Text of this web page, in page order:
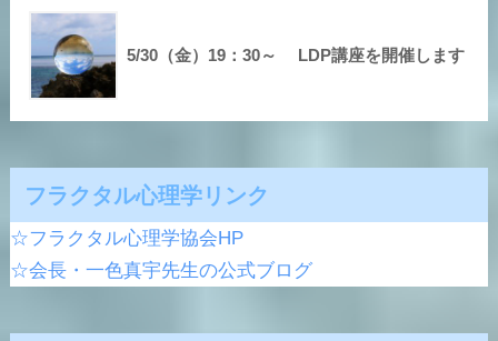
5/30（金）19：30～ LDP講座を開催します
フラクタル心理学リンク
☆フラクタル心理学協会HP
☆会長・一色真宇先生の公式ブログ